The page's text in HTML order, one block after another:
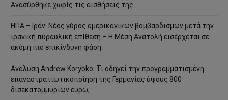
Ανασύρθηκε χωρίς τις αισθήσεις της
ΗΠΑ – Ιράν: Νέος γύρος αμερικανικών βομβαρδισμών μετά την
ιρανική πυραυλική επίθεση – Η Μέση Ανατολή εισέρχεται σε
ακόμη πιο επικίνδυνη φάση
Ανάλυση Andrew Korybko: Τι οδηγεί την προγραμματισμένη
επαναστρατιωτικοποίηση της Γερμανίας ύψους 800
δισεκατομμυρίων ευρώ;